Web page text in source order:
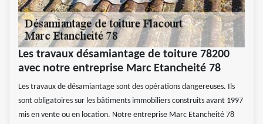
Les travaux désamiantage de toiture 78200
avec notre entreprise Marc Etancheité 78
Les travaux de désamiantage sont des opérations dangereuses. Ils
sont obligatoires sur les bâtiments immobiliers construits avant 1997
mis en vente ou en location. Notre entreprise Marc Etancheité 78